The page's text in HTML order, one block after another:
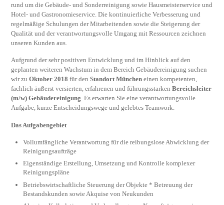
rund um die Gebäude- und Sonderreinigung sowie Hausmeisterservice und
Hotel- und Gastronomieservice. Die kontinuierliche Verbesserung und
regelmäßige Schulungen der Mitarbeitenden sowie die Steigerung der
Qualität und der verantwortungsvolle Umgang mit Ressourcen zeichnen
unseren Kunden aus.
Aufgrund der sehr positiven Entwicklung und im Hinblick auf den
geplanten weiteren Wachstum in dem Bereich Gebäudereinigung suchen
wir zuOktober 2018 für denStandort München einen kompetenten,
fachlich äußerst versierten, erfahrenen und führungsstarkenBereichsleiter
(m/w) Gebäudereinigung. Es erwarten Sie eine verantwortungsvolle
Aufgabe, kurze Entscheidungswege und gelebtes Teamwork.
Das Aufgabengebiet
Vollumfängliche Verantwortung für die reibungslose Abwicklung der
Reinigungsaufträge
Eigenständige Erstellung, Umsetzung und Kontrolle komplexer
Reinigungspläne
Betriebswirtschaftliche Steuerung der Objekte * Betreuung der
Bestandskunden sowie Akquise von Neukunden